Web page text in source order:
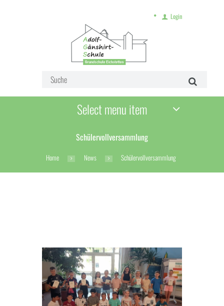
Login
Select menu item
Schülervollversammlung
Home News Schülervollversammlung